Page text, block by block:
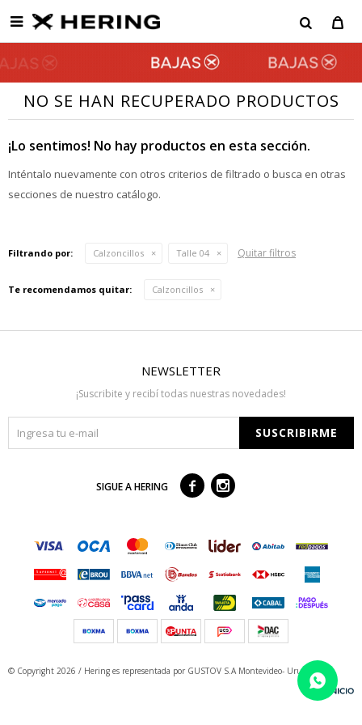

NO SE HAN RECUPERADO PRODUCTOS
¡Lo sentimos! No hay productos en esta sección.
Inténtalo nuevamente con otros criterios de filtrado o busca en otras
secciones de nuestro catálogo.
Filtrando por: Calzoncillos Talle 04 Quitar filtros
Te recomendamos quitar: Calzoncillos
NEWSLETTER
¡Suscribite y recibí todas nuestras novedades!
SUSCRIBIRME
SIGUE A HERING  
© Copyright 2026 / Hering es representada por GUSTOV S.A Montevideo- Uruguay